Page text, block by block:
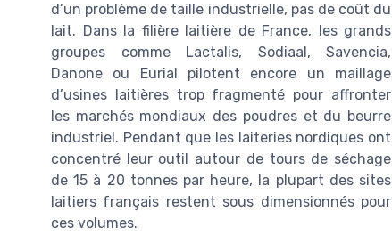
d’un problème de taille industrielle, pas de coût du
lait. Dans la filière laitière de France, les grands
groupes comme Lactalis, Sodiaal, Savencia,
Danone ou Eurial pilotent encore un maillage
d’usines laitières trop fragmenté pour affronter
les marchés mondiaux des poudres et du beurre
industriel. Pendant que les laiteries nordiques ont
concentré leur outil autour de tours de séchage
de 15 à 20 tonnes par heure, la plupart des sites
laitiers français restent sous dimensionnés pour
ces volumes.